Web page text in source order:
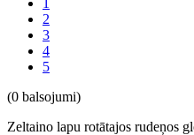
2
3
4
5
(0 balsojumi)
Zeltaino lapu rotātajos rudeņos